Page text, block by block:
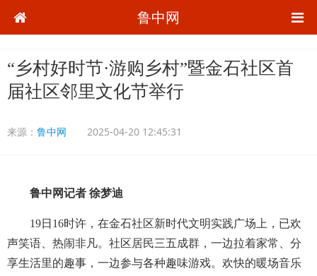
鲁中网
“乡村好时节·游购乡村”暨金石社区首
届社区邻里文化节举行
来源： 鲁中网 2025-04-20 12:45:31
鲁中网记者 徐梦迪
19日16时许，在金石社区新时代文明实践广场上，已欢
声笑语、热闹非凡。社区居民三五成群，一边拉着家常、分
享生活里的趣事，一边参与各种趣味游戏。欢快的暖场音乐